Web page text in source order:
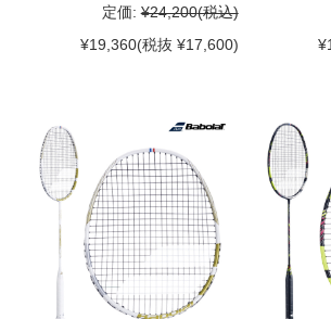
定価: ¥24,200(税込)
¥19,360(税抜 ¥17,600)